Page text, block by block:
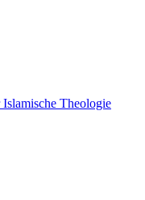
Theologie